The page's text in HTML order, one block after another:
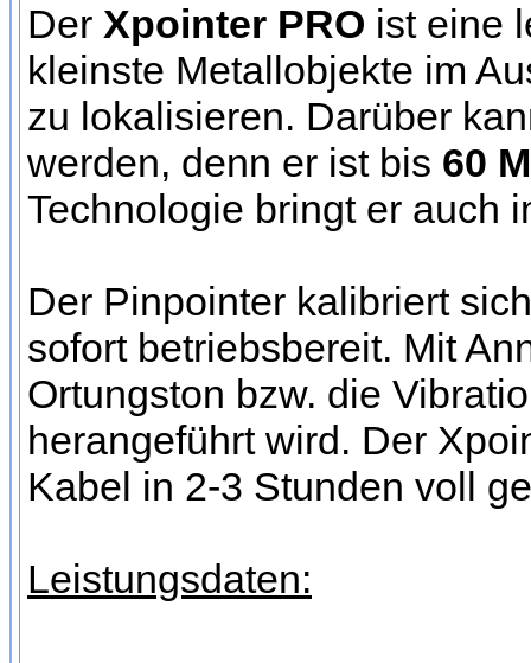
Der Xpointer PRO ist eine
kleinste Metallobjekte im
zu lokalisieren. Darüber
werden, denn er ist bis 60
Technologie bringt er auch
Der Pinpointer kalibriert
sofort betriebsbereit. Mit
Ortungston bzw. die
herangeführt wird. Der
Kabel in 2-3 Stunden voll
Leistungsdaten: